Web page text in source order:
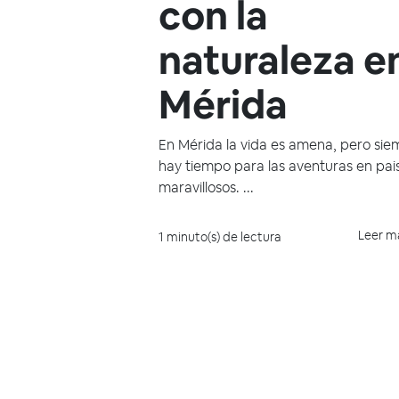
con la
naturaleza
Mérida
En Mérida la vida es amena, pero
hay tiempo para las aventuras en
maravillosos. ...
1 minuto(s) de lectura Leer